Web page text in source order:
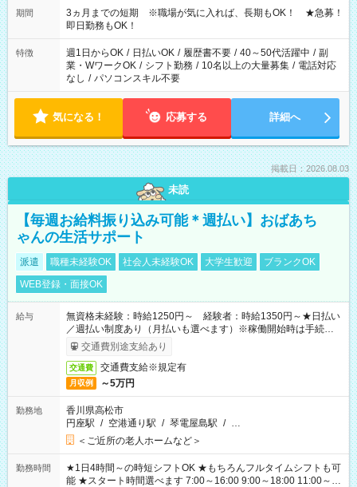
期間
3ヵ月までの短期 ※職場が気に入れば、長期もOK！ ★急募！
即日勤務もOK！
特徴 週1日からOK / 日払いOK / 履歴書不要 / 40～50代活躍中 / 副
業・WワークOK / シフト勤務 / 10名以上の大量募集 / 電話対応
なし / パソコンスキル不要
気になる！ 応募する 詳細へ
掲載日：2026.08.03
未読
【毎週お給料振り込み可能＊週払い】おばあち
ゃんの生活サポート
派遣 職種未経験OK 社会人未経験OK 大学生歓迎
ブランクOK
WEB登録・面接OK
給与
無資格未経験：時給1250円～ 経験者：時給1350円～★日払い
／週払い制度あり（月払いも選べます）※稼働開始時は手続き完
了次第のお支払いとなります。
交通費別途支給あり
交通費 交通費支給※規定有
月収例 ～5万円
勤務地
香川県高松市
円座駅 / 空港通り駅 / 琴電屋島駅 / …
＜ご近所の老人ホームなど＞
勤務時間
★1日4時間～の時短シフトOK ★もちろんフルタイムシフトも可
能 ★スタート時間選べます 7:00～16:00 9:00～18:00 11:00～